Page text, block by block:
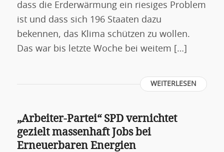
dass die Erderwärmung ein riesiges Problem
ist und dass sich 196 Staaten dazu
bekennen, das Klima schützen zu wollen.
Das war bis letzte Woche bei weitem […]
WEITERLESEN
„Arbeiter-Partei“ SPD vernichtet
gezielt massenhaft Jobs bei
Erneuerbaren Energien